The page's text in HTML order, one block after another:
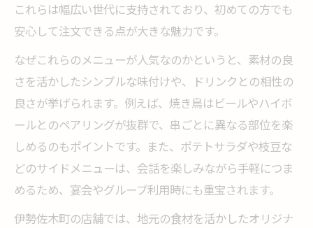
昼飲み派に人気の居酒屋メニューランキン
グ
居酒屋利用時の昼飲みマナーとポイント解
説
コスパを重視するなら注目の居酒屋料理
コスパ重視の居酒屋メニュー選び方ガイド
リーズナブルに楽しむ居酒屋料理の賢い注
文術
お得なセットや飲み放題プラン活用のポイ
ント
これらは幅広い世代に支持されており、初めての方でも
安心して注文できる点が大きな魅力です。
なぜこれらのメニューが人気なのかというと、素材の良
さを活かしたシンプルな味付けや、ドリンクとの相性の
良さが挙げられます。例えば、焼き鳥はビールやハイボ
ールとのペアリングが抜群で、串ごとに異なる部位を楽
しめるのもポイントです。また、ポテトサラダや枝豆な
どのサイドメニューは、会話を楽しみながら手軽につま
めるため、宴会やグループ利用時にも重宝されます。
伊勢佐木町の店舗では、地元の食材を活かしたオリジナ